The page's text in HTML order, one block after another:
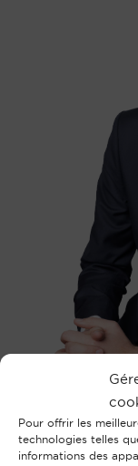
Pour offrir les
technologies telles
informations des
Avocat au